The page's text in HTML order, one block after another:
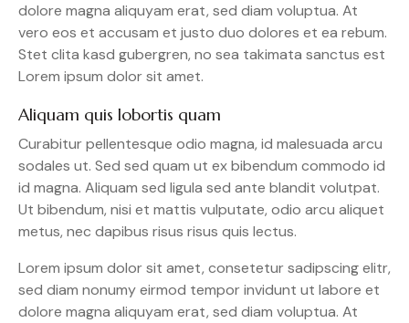
dolore magna aliquyam erat, sed diam voluptua. At
vero eos et accusam et justo duo dolores et ea rebum.
Stet clita kasd gubergren, no sea takimata sanctus est
Lorem ipsum dolor sit amet.
Aliquam quis lobortis quam
Curabitur pellentesque odio magna, id malesuada arcu
sodales ut. Sed sed quam ut ex bibendum commodo id
id magna. Aliquam sed ligula sed ante blandit volutpat.
Ut bibendum, nisi et mattis vulputate, odio arcu aliquet
metus, nec dapibus risus risus quis lectus.
Lorem ipsum dolor sit amet, consetetur sadipscing elitr,
sed diam nonumy eirmod tempor invidunt ut labore et
dolore magna aliquyam erat, sed diam voluptua. At